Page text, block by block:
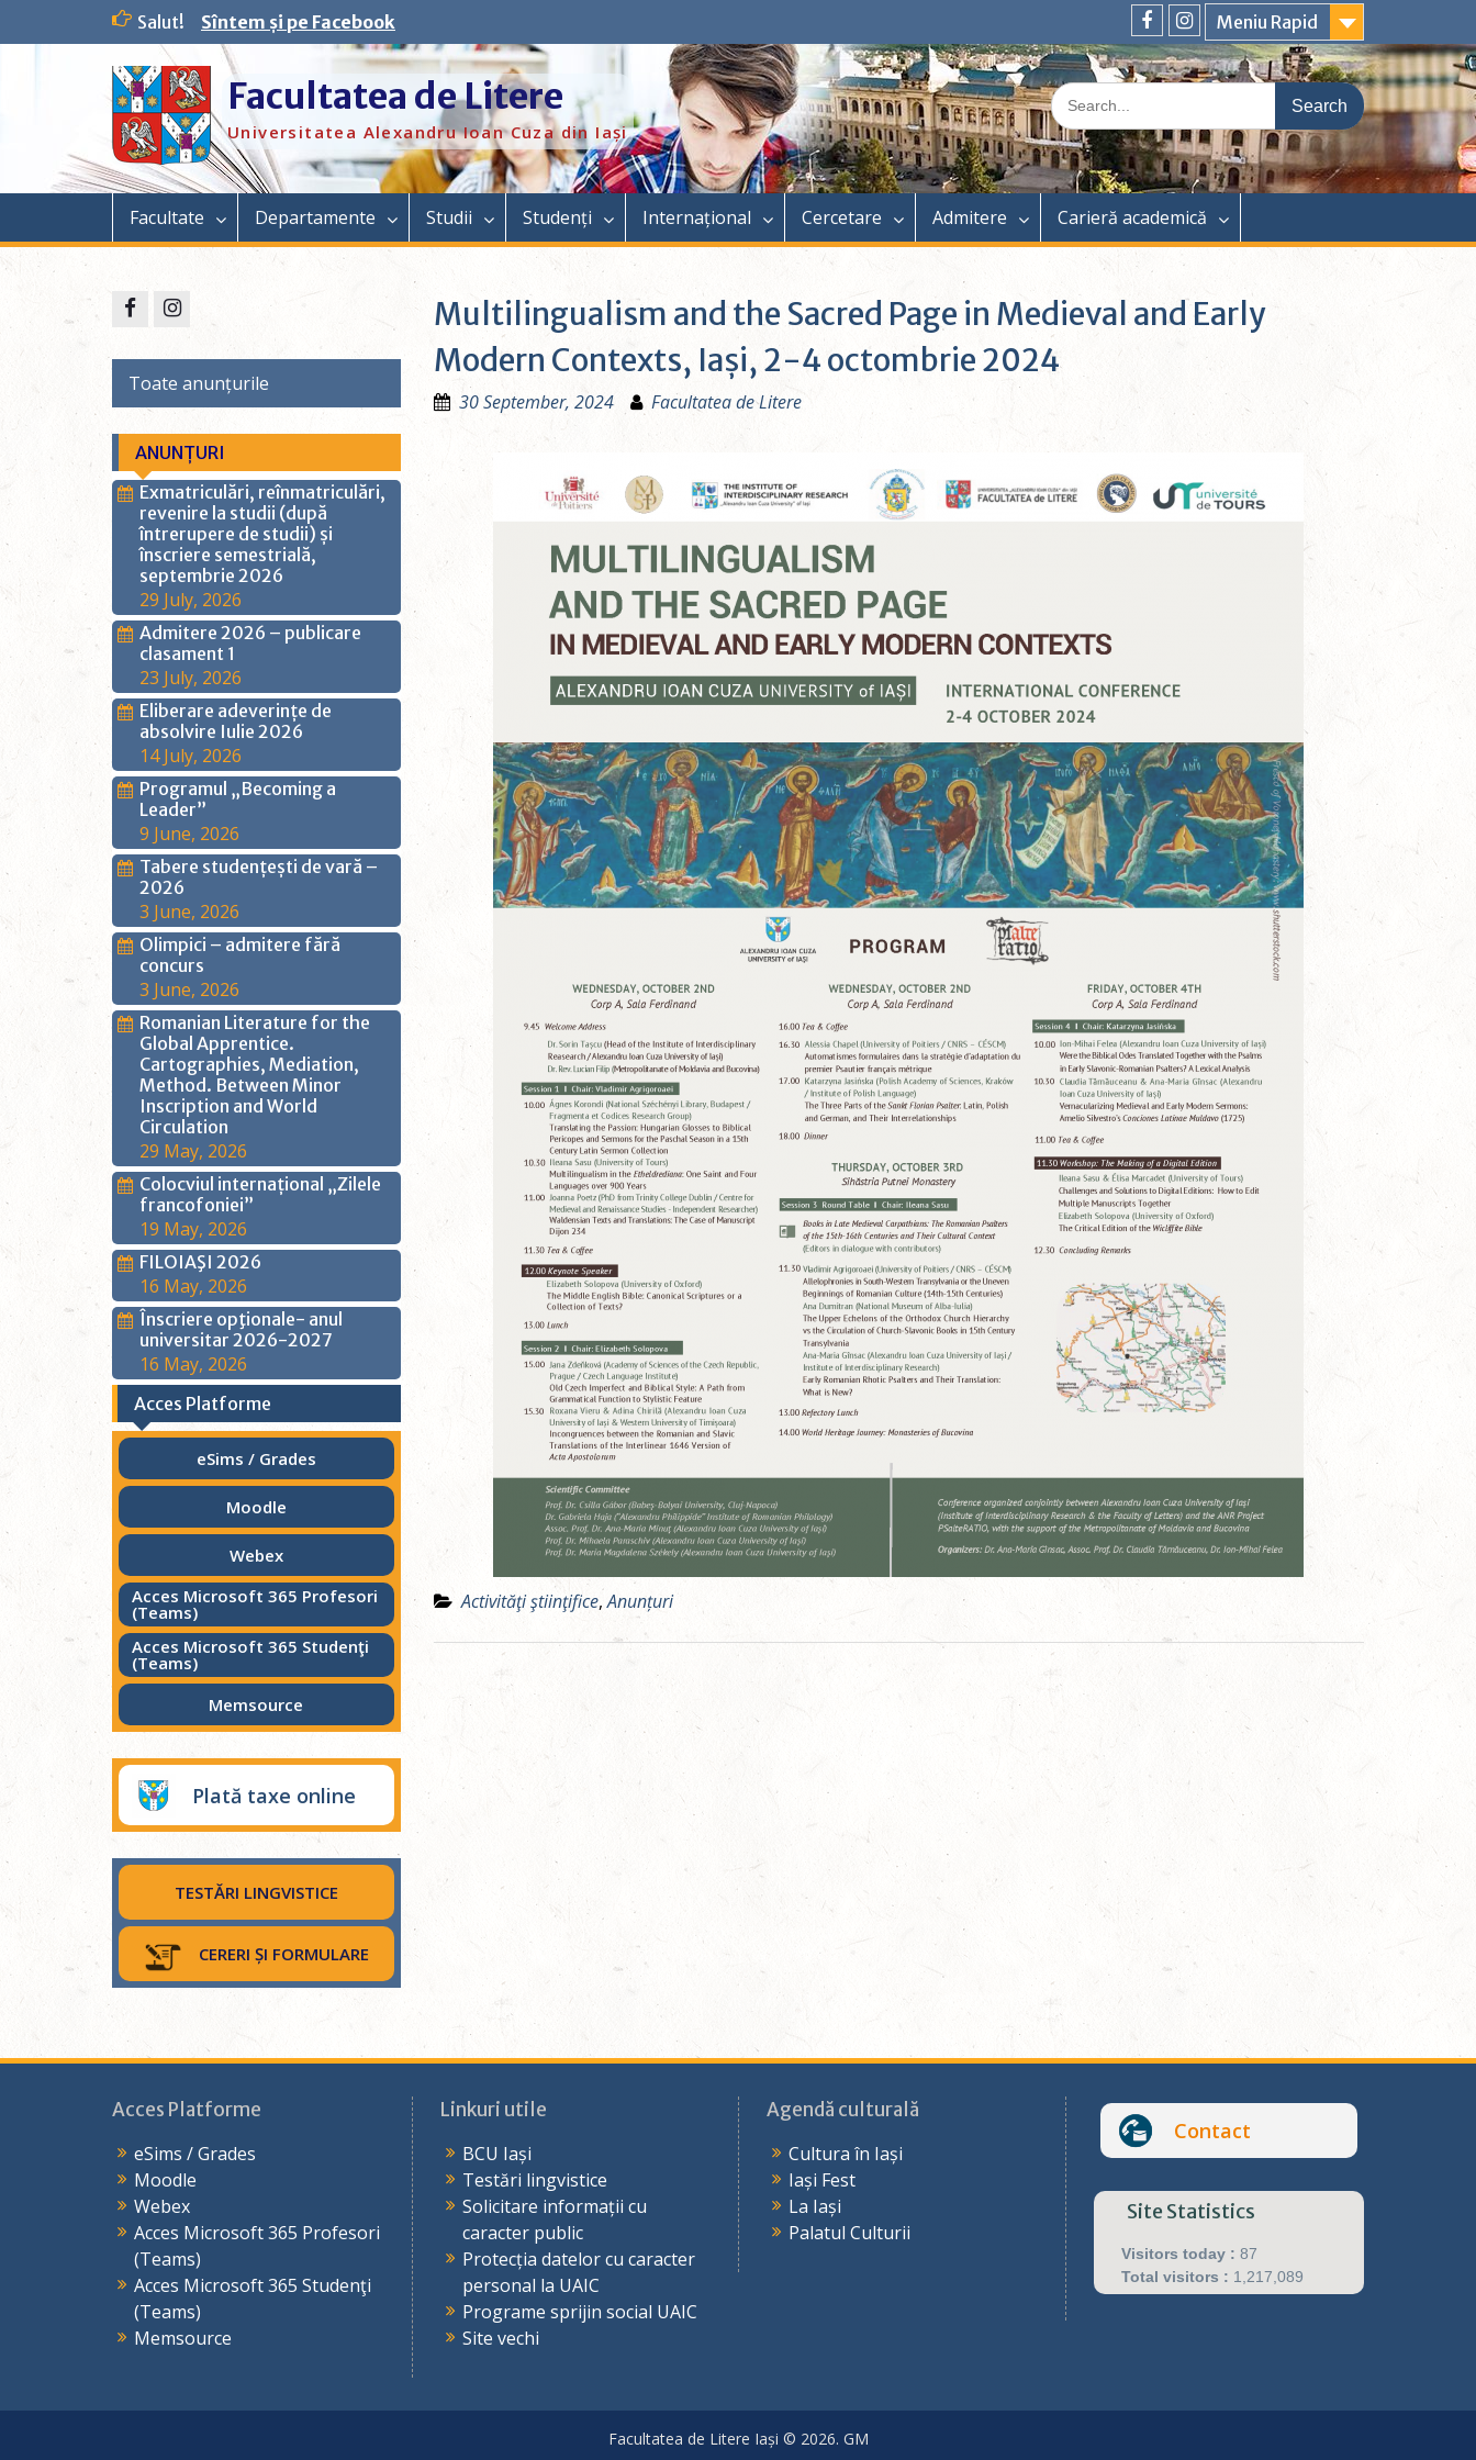
Salut! Sîntem și pe Facebook Meniu Rapid
Facultatea de Litere
Universitatea Alexandru Ioan Cuza din Iași
Facultate Departamente Studii Studenți Internațional Cercetare Admitere Carieră academică
Multilingualism and the Sacred Page in Medieval and Early
Modern Contexts, Iași, 2-4 octombrie 2024
30 September, 2024 Facultatea de Litere
Activităţi ştiinţifice,Anunțuri
Toate anunțurile
ANUNȚURI
Exmatriculări, reînmatriculări,
revenire la studii (după
întrerupere de studii) și
înscriere semestrială,
septembrie 2026
29 July, 2026
Admitere 2026 – publicare
clasament 1
23 July, 2026
Eliberare adeverințe de
absolvire Iulie 2026
14 July, 2026
Programul „Becoming a
Leader”
9 June, 2026
Tabere studențești de vară –
2026
3 June, 2026
Olimpici – admitere fără
concurs
3 June, 2026
Romanian Literature for the
Global Apprentice.
Cartographies, Mediation,
Method. Between Minor
Inscription and World
Circulation
29 May, 2026
Colocviul internațional „Zilele
francofoniei”
19 May, 2026
FILOIAŞI 2026
16 May, 2026
Înscriere opţionale- anul
universitar 2026-2027
16 May, 2026
Acces Platforme
eSims / Grades
Moodle
Webex
Acces Microsoft 365 Profesori
(Teams)
Acces Microsoft 365 Studenţi
(Teams)
Memsource
Plată taxe online
TESTĂRI LINGVISTICE
CERERI ȘI FORMULARE
Acces Platforme
eSims / Grades
Moodle
Webex
Acces Microsoft 365 Profesori
(Teams)
Acces Microsoft 365 Studenţi
(Teams)
Memsource
Linkuri utile
BCU Iași
Testări lingvistice
Solicitare informații cu
caracter public
Protecția datelor cu caracter
personal la UAIC
Programe sprijin social UAIC
Site vechi
Agendă culturală
Cultura în Iași
Iași Fest
La Iași
Palatul Culturii
Contact
Site Statistics
Visitors today : 87
Total visitors : 1,217,089
Facultatea de Litere Iași © 2026. GM